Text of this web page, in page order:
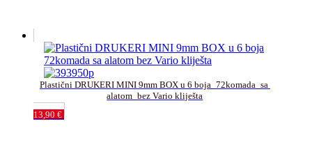
Plastični DRUKERI MINI 9mm BOX u 6 boja_72komada_sa
alatom_bez Vario kliješta
13,90 €